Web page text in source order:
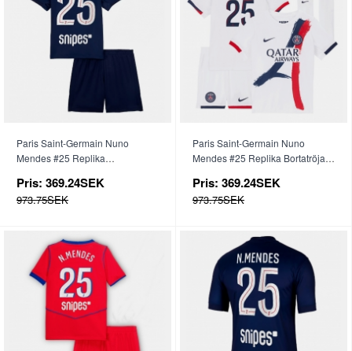
Paris Saint-Germain Nuno
Mendes #25 Replika
Kortärmad (+ byxor)
Pris: 369.24SEK
973.75SEK
Paris Saint-Germain Nuno
Mendes #25 Replika Bortatröja
byxor)
Pris: 369.24SEK
973.75SEK